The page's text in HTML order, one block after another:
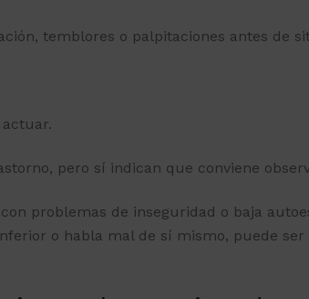
temblores o palpitaciones antes de
pero sí indican que conviene
problemas de inseguridad o baja
o habla mal de sí mismo, puede